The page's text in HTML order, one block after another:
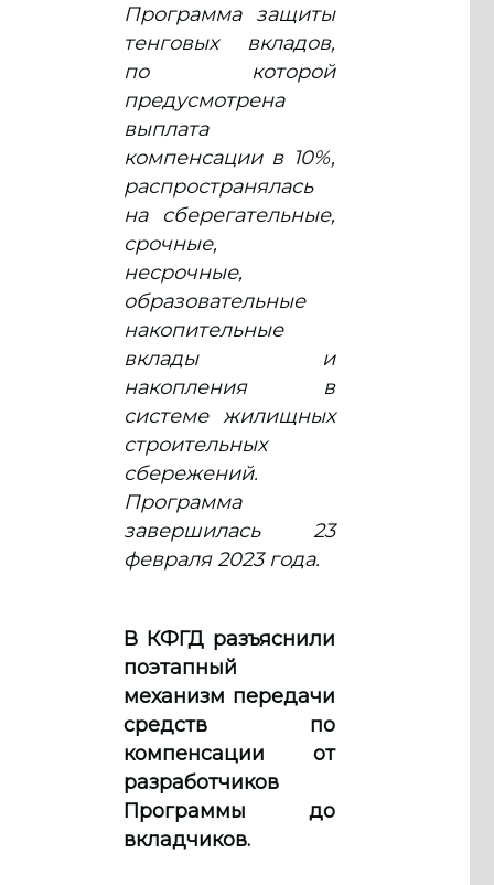
Программа защиты
тенговых вкладов,
по которой
предусмотрена
выплата
компенсации в 10%,
распространялась
на сберегательные,
срочные,
несрочные,
образовательные
накопительные
вклады и
накопления в
системе жилищных
строительных
сбережений.
Программа
завершилась 23
февраля 2023 года.
В КФГД разъяснили
поэтапный
механизм передачи
средств по
компенсации от
разработчиков
Программы до
вкладчиков.